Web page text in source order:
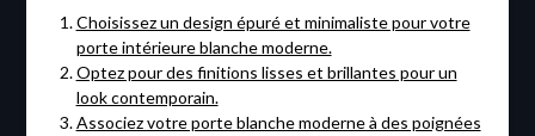
Choisissez un design épuré et minimaliste pour votre
porte intérieure blanche moderne.
Optez pour des finitions lisses et brillantes pour un
look contemporain.
Associez votre porte blanche moderne à des poignées